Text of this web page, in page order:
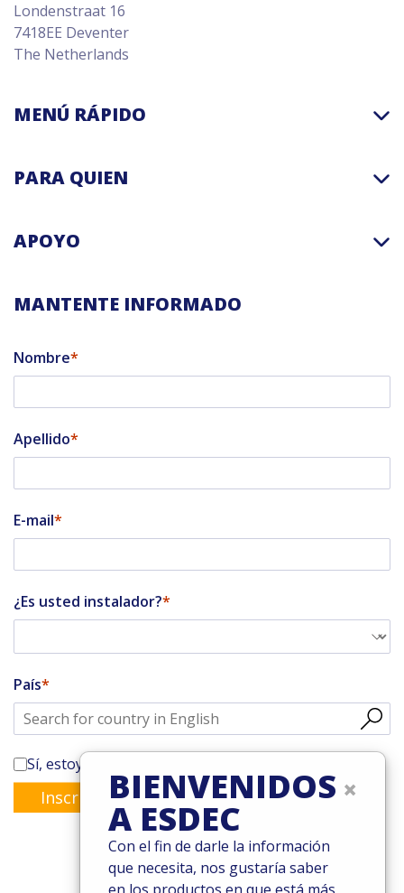
Londenstraat 16
7418EE Deventer
The Netherlands
MENÚ RÁPIDO
PARA QUIEN
APOYO
MANTENTE INFORMADO
Nombre
Apellido
E-mail
¿Es usted instalador?
País
Sí, estoy suscrito al boletín de Enstall
Inscribirse ×
BIENVENIDOS
A ESDEC
Con el fin de darle la información
que necesita, nos gustaría saber